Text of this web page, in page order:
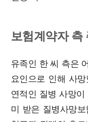
보험계약자 측
유족인 한 씨 측은
요인으로 인해 사
연적인 질병 사망
미 받은 질병사망